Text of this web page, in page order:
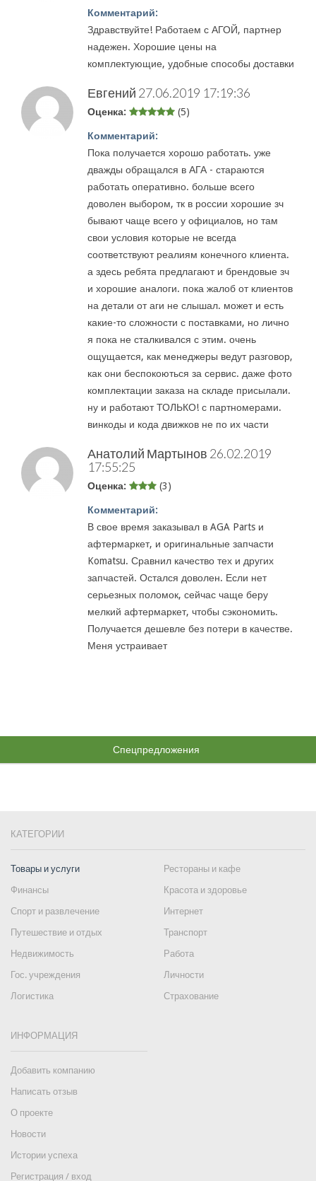
Комментарий:
Здравствуйте! Работаем с АГОЙ, партнер
надежен. Хорошие цены на
комплектующие, удобные способы доставки
Евгений 27.06.2019 17:19:36
Оценка: (5)
Комментарий:
Пока получается хорошо работать. уже
дважды обращался в АГА - стараются
работать оперативно. больше всего
доволен выбором, тк в россии хорошие зч
бывают чаще всего у официалов, но там
свои условия которые не всегда
соответствуют реалиям конечного клиента.
а здесь ребята предлагают и брендовые зч
и хорошие аналоги. пока жалоб от клиентов
на детали от аги не слышал. может и есть
какие-то сложности с поставками, но лично
я пока не сталкивался с этим. очень
ощущается, как менеджеры ведут разговор,
как они беспокоються за сервис. даже фото
комплектации заказа на складе присылали.
ну и работают ТОЛЬКО! с партномерами.
винкоды и кода движков не по их части
Анатолий Мартынов 26.02.2019
17:55:25
Оценка: (3)
Комментарий:
В свое время заказывал в AGA Parts и
афтермаркет, и оригинальные запчасти
Komatsu. Сравнил качество тех и других
запчастей. Остался доволен. Если нет
серьезных поломок, сейчас чаще беру
мелкий афтермаркет, чтобы сэкономить.
Получается дешевле без потери в качестве.
Меня устраивает
Спецпредложения
КАТЕГОРИИ
Товары и услуги
Рестораны и кафе
Финансы
Красота и здоровье
Спорт и развлечение
Интернет
Путешествие и отдых
Транспорт
Недвижимость
Работа
Гос. учреждения
Личности
Логистика
Страхование
ИНФОРМАЦИЯ
Добавить компанию
Написать отзыв
О проекте
Новости
Истории успеха
Регистрация / вход